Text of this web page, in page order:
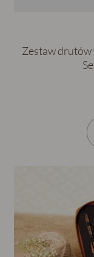
Zestaw